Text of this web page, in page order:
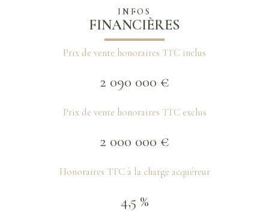
INFOS
FINANCIÈRES
Prix de vente honoraires TTC inclus
2 090 000 €
Prix de vente honoraires TTC exclus
2 000 000 €
Honoraires TTC à la charge acquéreur
4,5 %